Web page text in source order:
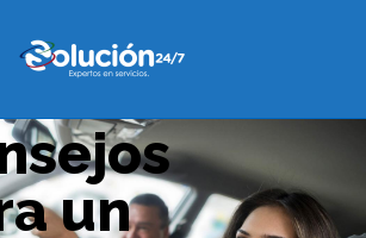
un